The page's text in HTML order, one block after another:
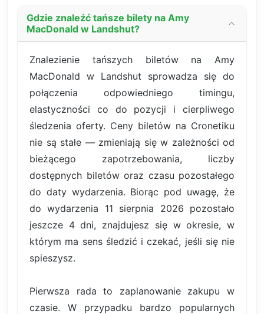
Gdzie znaleźć tańsze bilety na Amy
MacDonald w Landshut?
Znalezienie tańszych biletów na Amy
MacDonald w Landshut sprowadza się do
połączenia odpowiedniego timingu,
elastyczności co do pozycji i cierpliwego
śledzenia oferty. Ceny biletów na Cronetiku
nie są stałe — zmieniają się w zależności od
bieżącego zapotrzebowania, liczby
dostępnych biletów oraz czasu pozostałego
do daty wydarzenia. Biorąc pod uwagę, że
do wydarzenia 11 sierpnia 2026 pozostało
jeszcze 4 dni, znajdujesz się w okresie, w
którym ma sens śledzić i czekać, jeśli się nie
spieszysz.
Pierwsza rada to zaplanowanie zakupu w
czasie. W przypadku bardzo popularnych